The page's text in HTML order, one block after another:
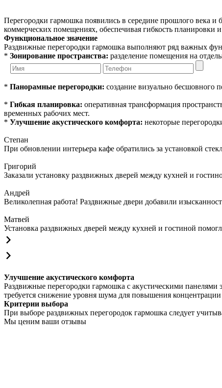
Перегородки гармошка появились в середине прошлого века и
коммерческих помещениях, обеспечивая гибкость планировки
Функциональное значение
Раздвижные перегородки гармошка выполняют ряд важных
* Зонирование пространства: разделение помещения на
* Панорамные перегородки: создание визуально бесшовного
* Гибкая планировка: оперативная трансформация
временных рабочих мест.
* Улучшение акустического комфорта: некоторые
Степан
При обновлении интерьера кафе обратились за установкой
Григорий
Заказали установку раздвижных дверей между кухней и
Андрей
Великолепная работа! Раздвижные двери добавили
Матвей
Установка раздвижных дверей между кухней и гостиной
Улучшение акустического комфорта
Раздвижные перегородки гармошка с акустическими
требуется снижение уровня шума для повышения
Критерии выбора
При выборе раздвижных перегородок гармошка следует
Мы ценим ваши отзывы